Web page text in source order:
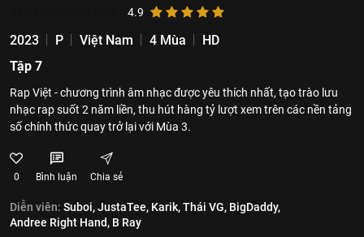
4.9
2023 P Việt Nam 4 Mùa
HD
Tập 7
Rap Việt - chương trình âm nhạc được yêu thích nhất, tạo trào lưu
nhạc rap suốt 2 năm liền, thu hút hàng tỷ lượt xem trên các nền tảng
số chính thức quay trở lại với Mùa 3.
0 Bình luận Chia sẻ
Diễn viên: Suboi,JustaTee, Karik,Thái VG, BigDaddy,
Andree Right Hand, B Ray